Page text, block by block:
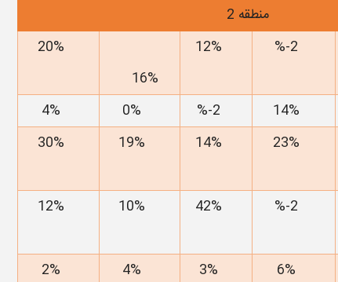
منطقه 2
2-%
12%
16%
20%
14%
2-%
0%
4%
23%
14%
19%
30%
2-%
42%
10%
12%
6%
3%
4%
2%